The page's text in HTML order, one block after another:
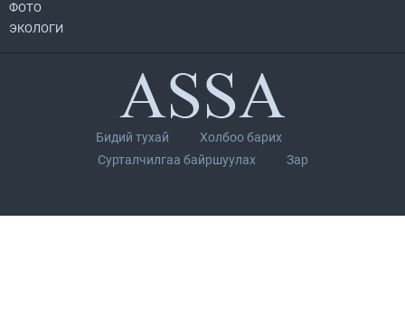
ФОТО
ЭКОЛОГИ
Бидий тухай
Холбоо барих
Сурталчилгаа байршуулах
Зар